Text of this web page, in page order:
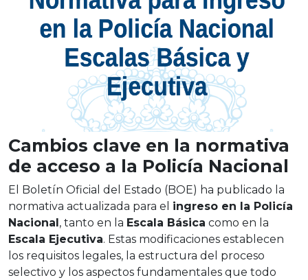
Cambios clave en la normativa
de acceso a la Policía Nacional
El Boletín Oficial del Estado (BOE) ha publicado la
normativa actualizada para el ingreso en la Policía
Nacional, tanto en la Escala Básica como en la
Escala Ejecutiva. Estas modificaciones establecen
los requisitos legales, la estructura del proceso
selectivo y los aspectos fundamentales que todo